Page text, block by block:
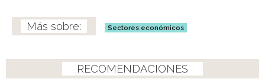
Sectores económicos
RECOMENDACIONES